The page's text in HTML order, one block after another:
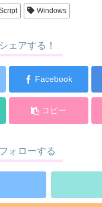
Windows
ェアする！
Facebook
コピー
ォローする